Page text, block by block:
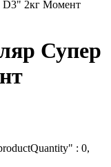
2кг Момент
Супер
: 0,